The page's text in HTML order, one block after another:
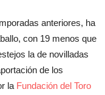
anteriores, ha
con 19 menos que
la de novilladas
de los
la Fundación del Toro